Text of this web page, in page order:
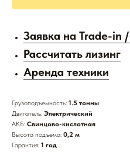
Заявка на Trade-in
Рассчитать лизинг
Аренда техники
Грузоподъемность: 1.5 тонны
Двигатель: Электрический
АКБ: Свинцово-кислотная
Высота подъема: 0,2 м
Гарантия: 1 год